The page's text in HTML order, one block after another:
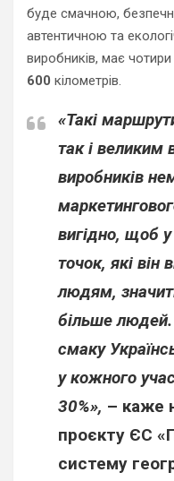
буде смачною,
автентичною та
виробників, має
600 кілометрів.
«Такі
так і великим
виробників
вигідно, щоб
точок, які він
людям,
більше людей.
смаку
у кожного
30%», – каже
проєкту ЄС
систему